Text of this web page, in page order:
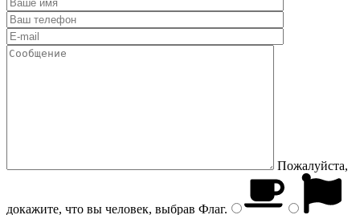
Пожалуйста,
докажите, что вы человек, выбрав Флаг.